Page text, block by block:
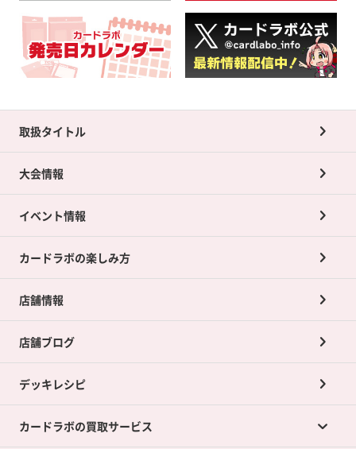
取扱タイトル
大会情報
イベント情報
カードラボの楽しみ方
店舗情報
店舗ブログ
デッキレシピ
カードラボの買取サービス